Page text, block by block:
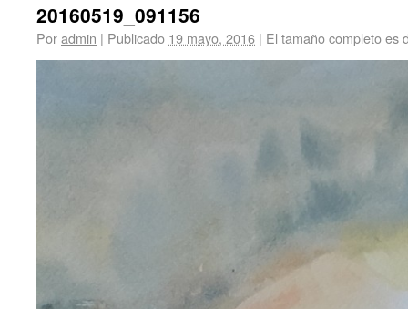
20160519_091156
Poradmin | Publicado 19 mayo, 2016 | El tamaño completo es